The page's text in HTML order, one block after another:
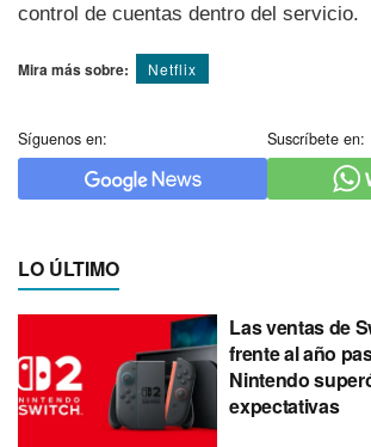
control de cuentas dentro del servicio.
Mira más sobre: Netflix
Síguenos en: Suscríbete en:
LO ÚLTIMO
Las ventas de
frente al año
Nintendo
expectativas